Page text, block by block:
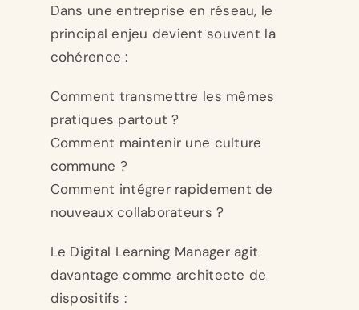
Dans une entreprise en réseau, le
principal enjeu devient souvent la
cohérence :
Comment transmettre les mêmes
pratiques partout ?
Comment maintenir une culture
commune ?
Comment intégrer rapidement de
nouveaux collaborateurs ?
Le Digital Learning Manager agit
davantage comme architecte de
dispositifs :